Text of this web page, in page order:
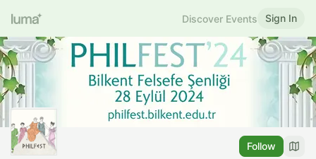
Discover Events Sign In
Follow